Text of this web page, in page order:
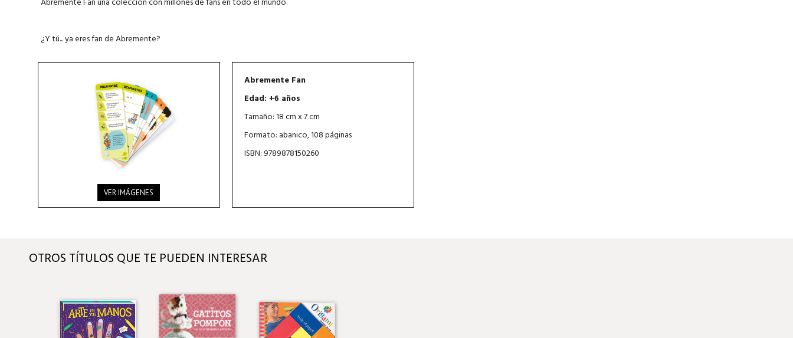
¿Y tú... ya eres fan de Abremente?
VER IMÁGENES
Abremente Fan
Edad: +6 años
Tamaño: 18 cm x 7 cm
Formato: abanico, 108 páginas
ISBN: 9789878150260
OTROS TÍTULOS QUE TE PUEDEN INTERESAR